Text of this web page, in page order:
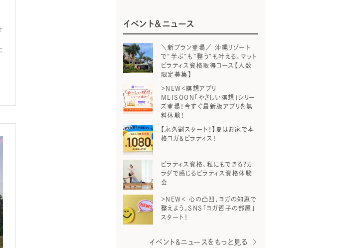
イベント＆ニュース
＼新プラン登場／ 沖縄リゾート
で“学ぶ”も”整う”も叶える、マット
ピラティス資格取得コース【人数
限定募集】
＞NEW＜瞑想アプリ
MEISOON「やさしい瞑想」シリー
ズ登場！今すぐ最新版アプリを無
料体験！
【永久割スタート！】夏はお家で本
格ヨガ＆ピラティス！
ピラティス資格、私にもできる？カ
ラダで感じるピラティス資格体験
会
＞NEW＜ 心の凸凹、ヨガの知恵で
整えよう。SNS「ヨガ哲子の部屋」
スタート！
イベント＆ニュースをもっと見る